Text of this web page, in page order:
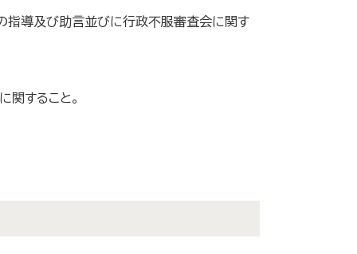
指導及び助言並びに行政不服審査会に関す
すること。